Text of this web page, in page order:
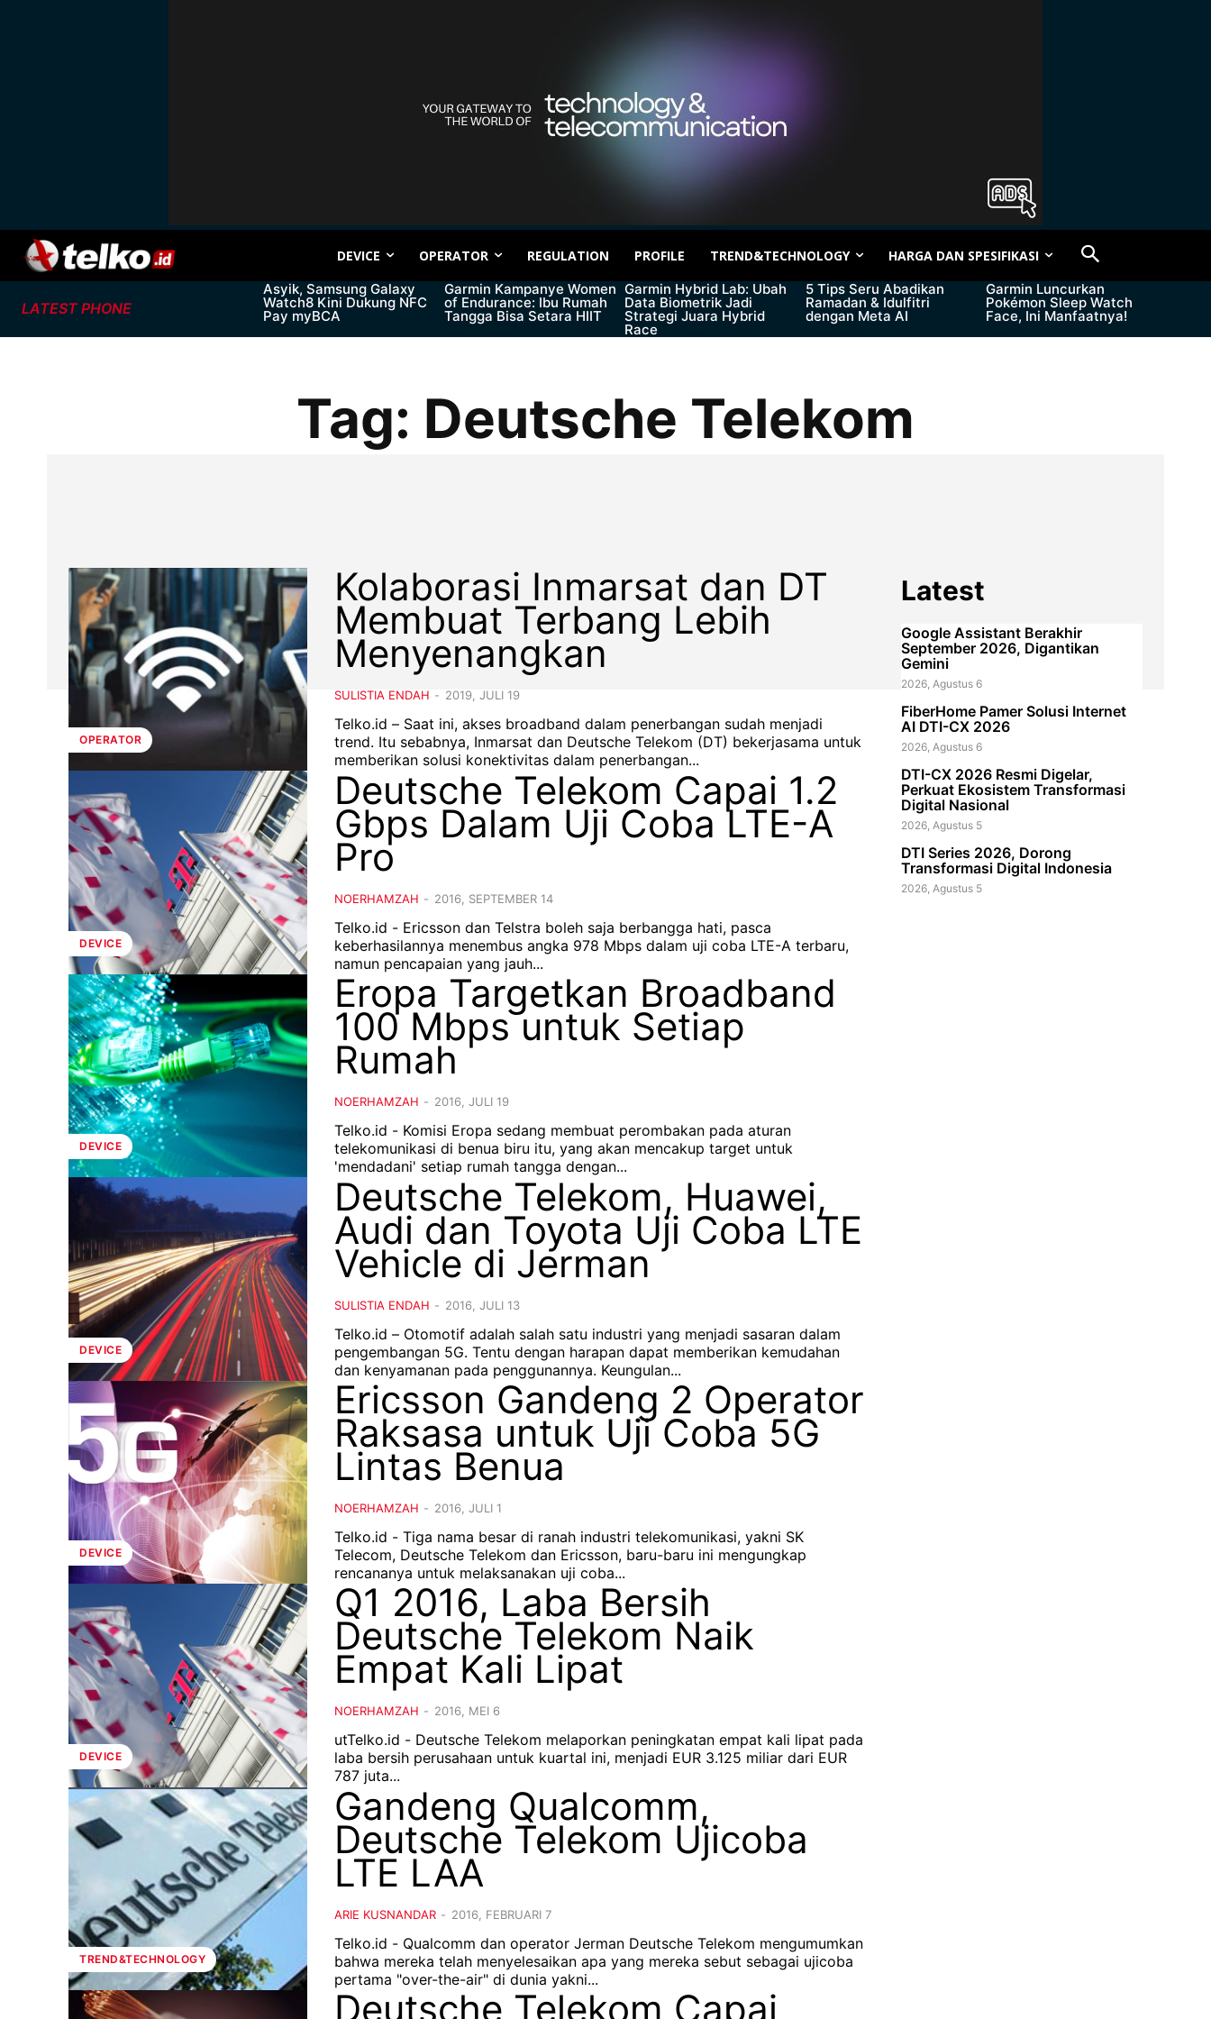
DEVICE OPERATOR REGULATION PROFILE TREND&TECHNOLOGY HARGA DAN SPESIFIKASI
LATEST PHONE
Asyik, Samsung Galaxy
Watch8 Kini Dukung NFC
Pay myBCA
Garmin Kampanye Women
of Endurance: Ibu Rumah
Tangga Bisa Setara HIIT
Garmin Hybrid Lab: Ubah
Data Biometrik Jadi
Strategi Juara Hybrid
Race
5 Tips Seru Abadikan
Ramadan & Idulfitri
dengan Meta AI
Garmin Luncurkan
Pokémon Sleep Watch
Face, Ini Manfaatnya!
Tag: Deutsche Telekom
OPERATOR
Kolaborasi Inmarsat dan DT
Membuat Terbang Lebih
Menyenangkan
SULISTIA ENDAH - 2019, JULI 19
Telko.id – Saat ini, akses broadband dalam penerbangan sudah menjadi
trend. Itu sebabnya, Inmarsat dan Deutsche Telekom (DT) bekerjasama untuk
memberikan solusi konektivitas dalam penerbangan...
DEVICE
Deutsche Telekom Capai 1.2
Gbps Dalam Uji Coba LTE-A
Pro
NOERHAMZAH - 2016, SEPTEMBER 14
Telko.id - Ericsson dan Telstra boleh saja berbangga hati, pasca
keberhasilannya menembus angka 978 Mbps dalam uji coba LTE-A terbaru,
namun pencapaian yang jauh...
DEVICE
Eropa Targetkan Broadband
100 Mbps untuk Setiap
Rumah
NOERHAMZAH - 2016, JULI 19
Telko.id - Komisi Eropa sedang membuat perombakan pada aturan
telekomunikasi di benua biru itu, yang akan mencakup target untuk
'mendadani' setiap rumah tangga dengan...
DEVICE
Deutsche Telekom, Huawei,
Audi dan Toyota Uji Coba LTE
Vehicle di Jerman
SULISTIA ENDAH - 2016, JULI 13
Telko.id – Otomotif adalah salah satu industri yang menjadi sasaran dalam
pengembangan 5G. Tentu dengan harapan dapat memberikan kemudahan
dan kenyamanan pada penggunannya. Keungulan...
DEVICE
Ericsson Gandeng 2 Operator
Raksasa untuk Uji Coba 5G
Lintas Benua
NOERHAMZAH - 2016, JULI 1
Telko.id - Tiga nama besar di ranah industri telekomunikasi, yakni SK
Telecom, Deutsche Telekom dan Ericsson, baru-baru ini mengungkap
rencananya untuk melaksanakan uji coba...
DEVICE
Q1 2016, Laba Bersih
Deutsche Telekom Naik
Empat Kali Lipat
NOERHAMZAH - 2016, MEI 6
utTelko.id - Deutsche Telekom melaporkan peningkatan empat kali lipat pada
laba bersih perusahaan untuk kuartal ini, menjadi EUR 3.125 miliar dari EUR
787 juta...
TREND&TECHNOLOGY
Gandeng Qualcomm,
Deutsche Telekom Ujicoba
LTE LAA
ARIE KUSNANDAR - 2016, FEBRUARI 7
Telko.id - Qualcomm dan operator Jerman Deutsche Telekom mengumumkan
bahwa mereka telah menyelesaikan apa yang mereka sebut sebagai ujicoba
pertama "over-the-air" di dunia yakni...
Deutsche Telekom Capai
Latest
Google Assistant Berakhir
September 2026, Digantikan
Gemini
2026, Agustus 6
FiberHome Pamer Solusi Internet
AI DTI-CX 2026
2026, Agustus 6
DTI-CX 2026 Resmi Digelar,
Perkuat Ekosistem Transformasi
Digital Nasional
2026, Agustus 5
DTI Series 2026, Dorong
Transformasi Digital Indonesia
2026, Agustus 5